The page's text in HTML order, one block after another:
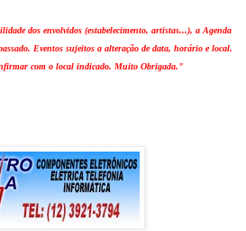
dos envolvidos (estabelecimento, artistas...), a Agenda
Eventos sujeitos a alteração de data, horário e local.
com o local indicado. Muito Obrigada."